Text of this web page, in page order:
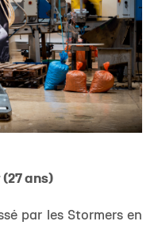
ans)
par les Stormers en